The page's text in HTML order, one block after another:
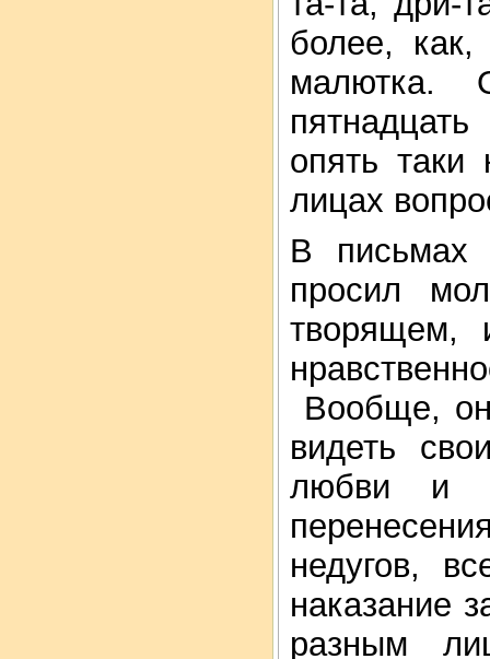
более, как,
малютка.
опять таки
лицах
В письмах
просил
творящем,
Вообще,
видеть
любви и
недугов,
наказание
разным